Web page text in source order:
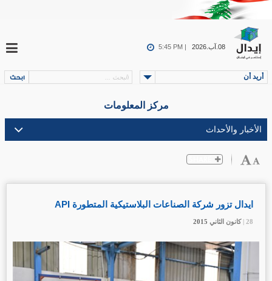
08.آب.2026 5:45 PM |
أريد أن
مركز المعلومات
28 | كانون الثاني
ايدال تزور شركة الصناعات البلاستيكية المتطورة API
28 | كانون الثاني 28 | كانون الثاني